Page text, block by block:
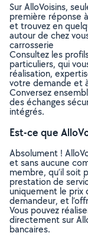
Sur AlloVoisins,
première réponse
et trouvez en
autour de chez
carrosserie
Consultez les
particuliers, qui
réalisation,
votre demande et
Conversez
des échanges
intégrés.
Est-ce que
Absolument !
et sans aucune
membre, qu’il soit
prestation de
uniquement le prix
demandeur, et
Vous pouvez
directement sur
bancaires.